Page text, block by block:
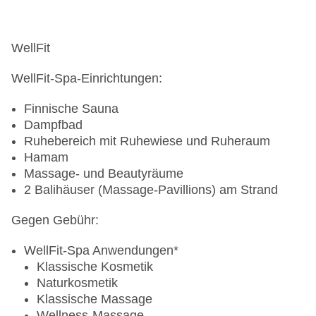
Ausdauertraining)
Boxen
PULSE
Body&Mind
Pilates
Yoga
Stretch&Relax
BalAyur (Bal = Balance, Ayur = Leben):
ausgewählte Sportangebote, die gezielt auf die
Bedürfnisse des Körpers ausgerichtet sind (u.a.
Walkingkurse, Functional Training, Pilates,
Gegen Gebühr:
PersonalTraining
Maßgeschneidertes Fitnessprogramm,
WellFit
WellFit-Spa-Einrichtungen:
Finnische Sauna
Dampfbad
Ruhebereich mit Ruhewiese und Ruheraum
Hamam
Massage- und Beautyräume
2 Balihäuser (Massage-Pavillions) am Strand
Gegen Gebühr:
WellFit-Spa Anwendungen*
Klassische Kosmetik
Naturkosmetik
Klassische Massage